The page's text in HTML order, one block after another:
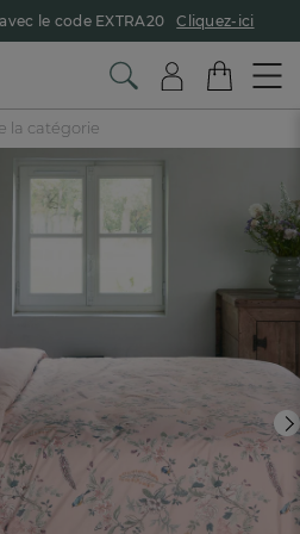
le code EXTRA20 Cliquez-ici
la catégorie